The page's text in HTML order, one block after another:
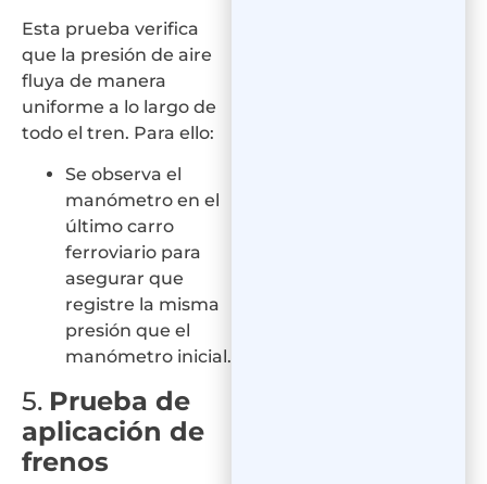
Esta prueba verifica
que la presión de aire
fluya de manera
uniforme a lo largo de
todo el tren. Para ello:
Se observa el
manómetro en el
último carro
ferroviario para
asegurar que
registre la misma
presión que el
manómetro inicial.
5. Prueba de
aplicación de
frenos